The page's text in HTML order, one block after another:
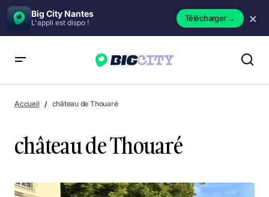
Big City Nantes
L'appli est dispo ! Télécharger→ ×
Accueil château de Thouaré
château de Thouaré